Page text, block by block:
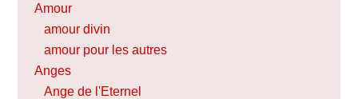
Amour
amour divin
amour pour les autres
Anges
Ange de l'Eternel